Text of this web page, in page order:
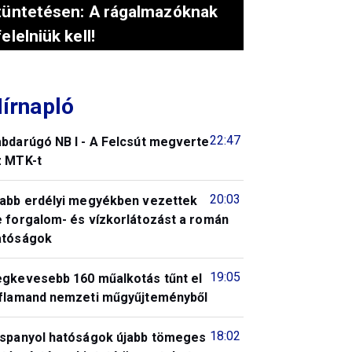
A rágalmazóknak
kell!
22:47
NB I - A Felcsút megverte
MTK-t
20:03
erdélyi megyékben vezettek
forgalom- és vízkorlátozást a román
19:05
160 műalkotás tűnt el
nemzeti műgyűjteményből
18:02
hatóságok újabb tömeges